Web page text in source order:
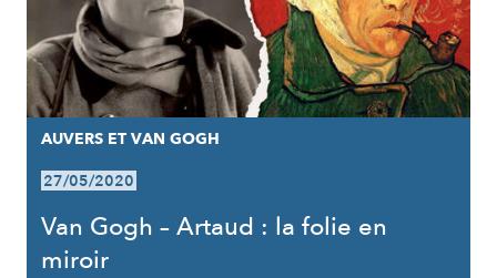
AUVERS ET VAN GOGH
27/05/2020
Van Gogh – Artaud : la folie en
miroir